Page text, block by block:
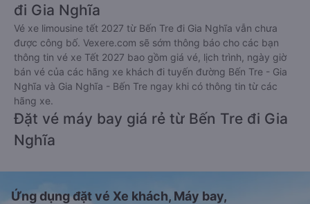
đi Gia Nghĩa
Vé xe limousine tết 2027 từ Bến Tre đi Gia Nghĩa vẫn chưa
được công bố. Vexere.com sẽ sớm thông báo cho các bạn
thông tin vé xe Tết 2027 bao gồm giá vé, lịch trình, ngày giờ
bán vé của các hãng xe khách đi tuyến đường Bến Tre - Gia
Nghĩa và Gia Nghĩa - Bến Tre ngay khi có thông tin từ các
hãng xe.
Đặt vé máy bay giá rẻ từ Bến Tre đi Gia
Nghĩa
Ứng dụng đặt vé Xe khách, Máy bay,